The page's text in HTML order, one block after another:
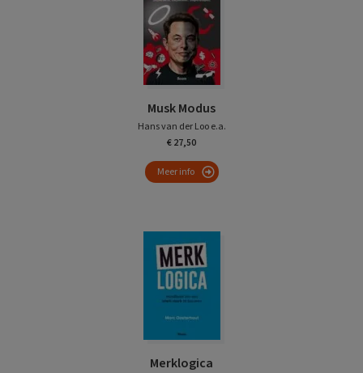
Musk Modus
Hans van der Loo e.a.
€ 27,50
Meer info
Merklogica